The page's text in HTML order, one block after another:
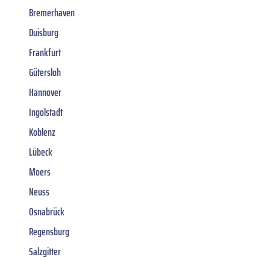
Bremerhaven
Duisburg
Frankfurt
Gütersloh
Hannover
Ingolstadt
Koblenz
Lübeck
Moers
Neuss
Osnabrück
Regensburg
Salzgitter